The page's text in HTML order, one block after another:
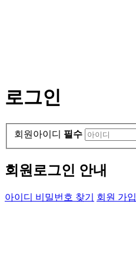
로그인
회원아이디 필수
회원로그인 안내
아이디 비밀번호 찾기 회원 가입